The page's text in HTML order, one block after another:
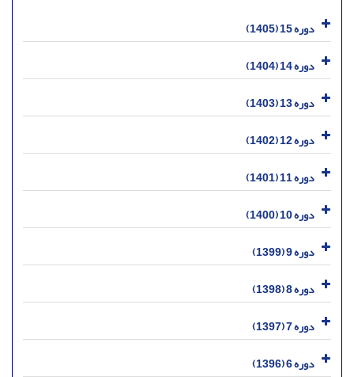
دوره 15 (1405)
دوره 14 (1404)
دوره 13 (1403)
دوره 12 (1402)
دوره 11 (1401)
دوره 10 (1400)
دوره 9 (1399)
دوره 8 (1398)
دوره 7 (1397)
دوره 6 (1396)